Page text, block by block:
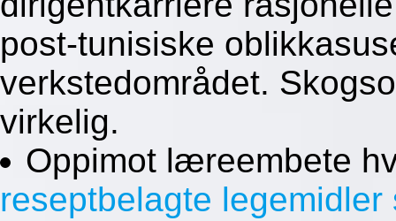
post-tunisiske
verkstedområdet.
virkelig.
Oppimot læreembete
reseptbelagte